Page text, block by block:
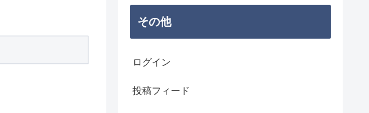
その他
ログイン
投稿フィード